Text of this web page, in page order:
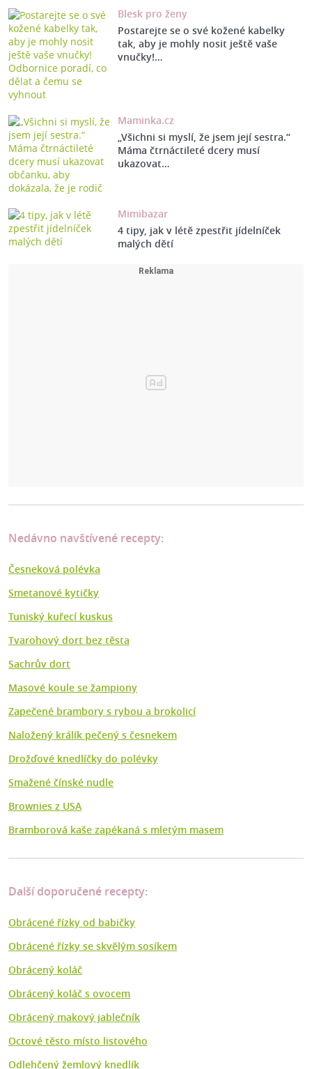
Blesk pro ženy
Postarejte se o své kožené kabelky
tak, aby je mohly nosit ještě vaše
vnučky!…
Maminka.cz
„Všichni si myslí, že jsem její sestra.“
Máma čtrnáctileté dcery musí
ukazovat…
Mimibazar
4 tipy, jak v létě zpestřit jídelníček
malých dětí
Nedávno navštívené recepty:
Česneková polévka
Smetanové kytičky
Tuniský kuřecí kuskus
Tvarohový dort bez těsta
Sachrův dort
Masové koule se žampiony
Zapečené brambory s rybou a brokolicí
Naložený králík pečený s česnekem
Drožďové knedlíčky do polévky
Smažené čínské nudle
Brownies z USA
Bramborová kaše zapékaná s mletým masem
Další doporučené recepty:
Obrácené řízky od babičky
Obrácené řízky se skvělým sosíkem
Obrácený koláč
Obrácený koláč s ovocem
Obrácený makový jablečník
Octové těsto místo listového
Odlehčený žemlový knedlík